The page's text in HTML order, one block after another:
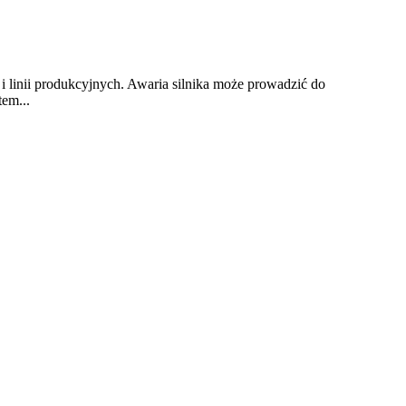
linii produkcyjnych. Awaria silnika może prowadzić do